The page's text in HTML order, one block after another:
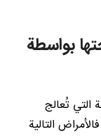
بواسطة
التي تُعالج
التالية